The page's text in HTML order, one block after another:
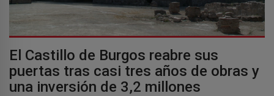
El Castillo de Burgos reabre sus
puertas tras casi tres años de obras y
una inversión de 3,2 millones